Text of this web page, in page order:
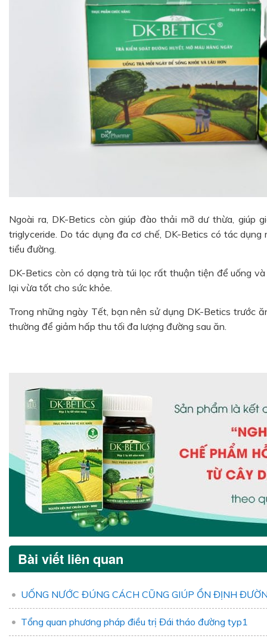
Ngoài ra, DK-Betics còn giúp đào thải mỡ dư thừa, giúp
triglyceride. Do tác dụng đa cơ chế, DK-Betics có tác
tiểu đường.
DK-Betics còn có dạng trà túi lọc rất thuận tiện để uống
lại vừa tốt cho sức khỏe.
Trong những ngày Tết, bạn nên sử dụng DK-Betics trước
thường để giảm hấp thu tối đa lượng đường sau ăn.
Bài viết liên quan
UỐNG NƯỚC ĐÚNG CÁCH CŨNG GIÚP ỔN ĐỊNH
Tổng quan phương pháp điều trị Đái tháo đường typ1